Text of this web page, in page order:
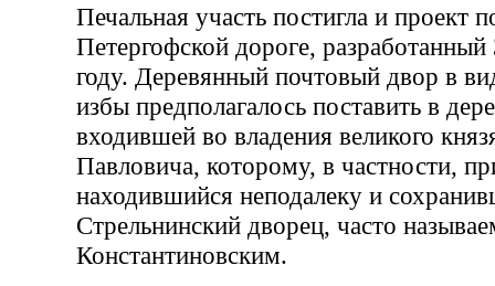
Печальная участь постигла и проект
Петергофской дороге,
году. Деревянный почтовый двор в
избы предполагалось поставить в
входившей во владения великого
Павловича, которому, в частности,
находившийся неподалеку и
Стрельнинский дворец, часто
Константиновским.